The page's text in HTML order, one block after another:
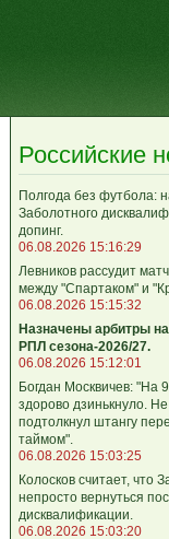
Российские
Полгода без футбола:
Заболотного
допинг.
06.08.2026 15:16:29
Левников рассудит
между "Спартаком" и
06.08.2026 15:15:32
Назначены арбитры
РПЛ сезона-2026/27.
06.08.2026 15:12:01
Богдан Москвичев: "На
здорово дзинькнуло.
подтолкнул штангу
таймом".
06.08.2026 15:03:25
Колосков считает, что
непросто вернуться
дисквалификации.
06.08.2026 15:03:20